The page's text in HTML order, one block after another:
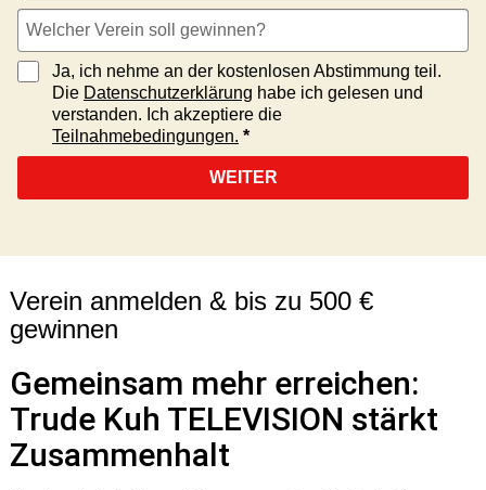
Ja, ich nehme an der kostenlosen Abstimmung teil.
Die Datenschutzerklärung habe ich gelesen und
verstanden. Ich akzeptiere die
Teilnahmebedingungen.
WEITER
Verein anmelden & bis zu 500 €
gewinnen
Gemeinsam mehr erreichen:
Trude Kuh TELEVISION stärkt
Zusammenhalt